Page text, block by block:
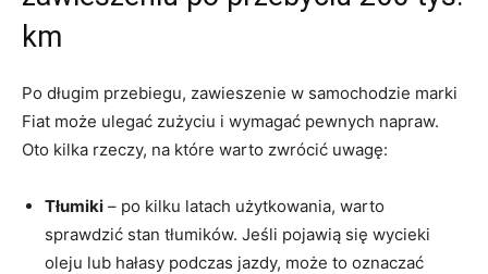
km
Po długim‌ przebiegu, zawieszenie​ w ‌samochodzie marki
Fiat‌ może​ ulegać zużyciu i wymagać pewnych napraw.
Oto kilka rzeczy, na które‍ warto zwrócić uwagę:
Tłumiki –⁤ po kilku latach‍ użytkowania, warto ​
sprawdzić stan ⁤tłumików. Jeśli pojawią⁢ się wycieki
oleju lub hałasy podczas jazdy, może​ to oznaczać